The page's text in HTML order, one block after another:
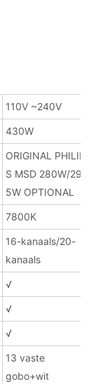
110V ~240V
430W
ORIGINAL PHILIP
S MSD 280W/29
5W OPTIONAL
7800K
16-kanaals/20-
kanaals
√
√
√
13 vaste
gobo+wit